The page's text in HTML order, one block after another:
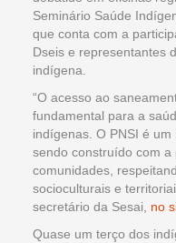
Seminário Saúde
que conta com a
Dseis e representantes
indígena.
“O acesso ao
fundamental para a
indígenas. O PNSI é
sendo construído com
comunidades,
socioculturais e
secretário da Sesai, no
Quase um terço dos